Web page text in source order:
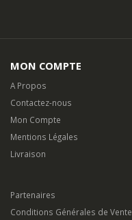
MON COMPTE
A Propos
Contactez-nous
Mon Compte
Mentions Légales
Livraison
Partenaires
Conditions Générales de Vente